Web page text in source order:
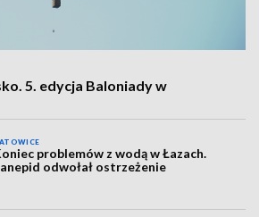
5. edycja Baloniady w
problemów z wodą w Łazach.
odwołał ostrzeżenie